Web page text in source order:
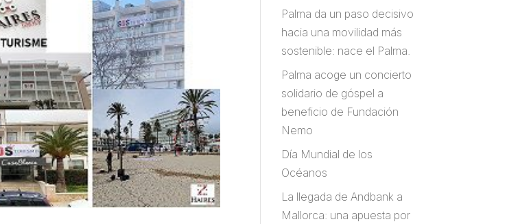
Palma da un paso decisivo
hacia una movilidad más
sostenible: nace el Palma.
Palma acoge un concierto
solidario de góspel a
beneficio de Fundación
Nemo
Día Mundial de los
Océanos
La llegada de Andbank a
Mallorca: una apuesta por